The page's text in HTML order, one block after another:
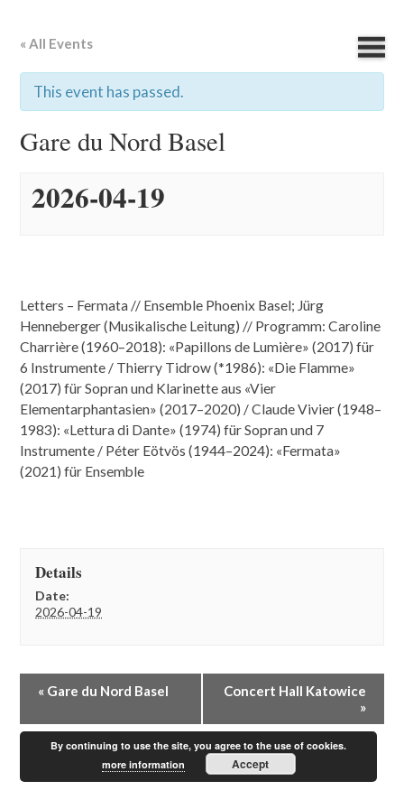
« All Events
This event has passed.
Gare du Nord Basel
2026-04-19
Letters – Fermata // Ensemble Phoenix Basel; Jürg
Henneberger (Musikalische Leitung) // Programm: Caroline
Charrière (1960–2018): «Papillons de Lumière» (2017) für
6 Instrumente / Thierry Tidrow (*1986): «Die Flamme»
(2017) für Sopran und Klarinette aus «Vier
Elementarphantasien» (2017–2020) / Claude Vivier (1948–
1983): «Lettura di Dante» (1974) für Sopran und 7
Instrumente / Péter Eötvös (1944–2024): «Fermata»
(2021) für Ensemble
Details
Date:
2026-04-19
n
« Gare du Nord Basel
Concert Hall Katowice
»
By continuing to use the site, you agree to the use of cookies.
more information
Accept